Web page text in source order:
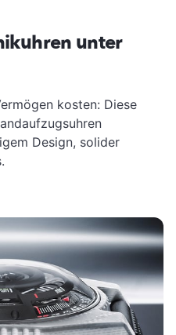
unter
kosten: Diese
Design, solider